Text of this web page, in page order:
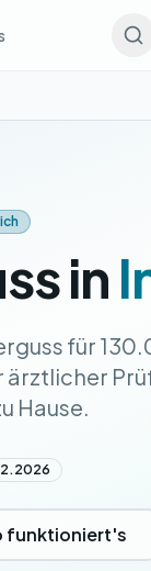
in
für
Hause.
funktioniert's